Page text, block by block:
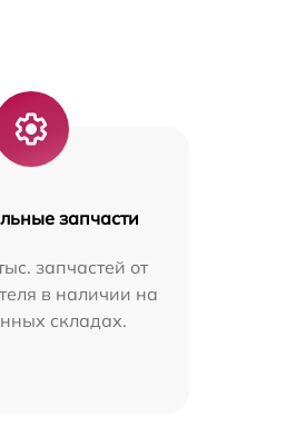
запчасти
запчастей от
в наличии на
складах.